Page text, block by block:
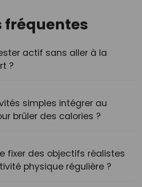
fréquentes
actif sans aller à la
?
simples intégrer au
brûler des calories ?
fixer des objectifs réalistes
physique régulière ?